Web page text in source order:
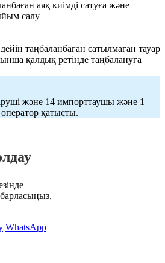
аяқ киімді сатуға және
салу
таңбаланбаған сатылмаған тауар
қалдық ретінде таңбалануға
және 14 импорттаушы және 1
қатысты.
WhatsApp